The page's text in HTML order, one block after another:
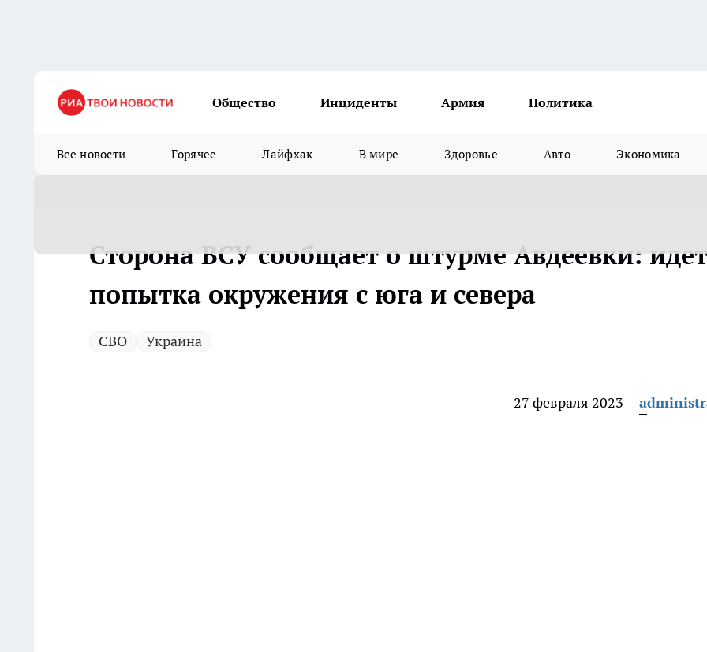
Общество Инциденты Армия Политика
Все новости Горячее Лайфхак В мире Здоровье Авто Экономика
Сторона ВСУ сообщает о штурме Авдеевки: идет
попытка окружения с юга и севера
СВО Украина
27 февраля 2023